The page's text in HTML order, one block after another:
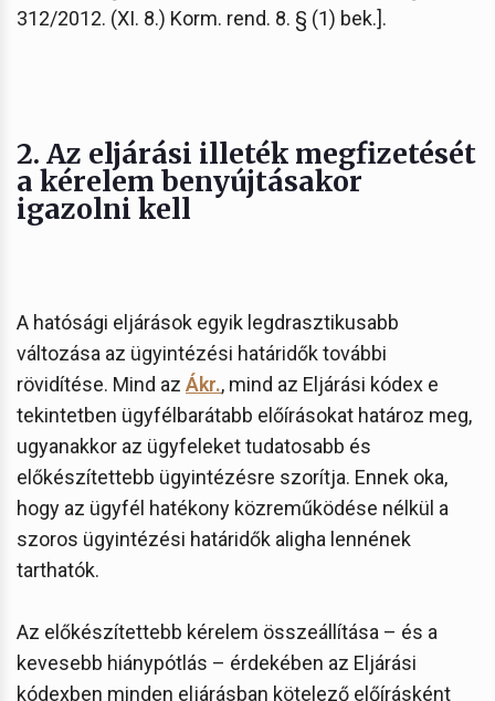
312/2012. (XI. 8.) Korm. rend. 8. § (1) bek.].
2. Az eljárási illeték megfizetését
a kérelem benyújtásakor
igazolni kell
A hatósági eljárások egyik legdrasztikusabb
változása az ügyintézési határidők további
rövidítése. Mind az Ákr., mind az Eljárási kódex e
tekintetben ügyfélbarátabb előírásokat határoz meg,
ugyanakkor az ügyfeleket tudatosabb és
előkészítettebb ügyintézésre szorítja. Ennek oka,
hogy az ügyfél hatékony közreműködése nélkül a
szoros ügyintézési határidők aligha lennének
tarthatók.
Az előkészítettebb kérelem összeállítása – és a
kevesebb hiánypótlás – érdekében az Eljárási
kódexben minden eljárásban kötelező előírásként